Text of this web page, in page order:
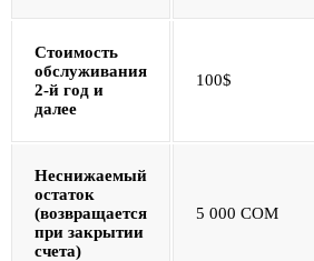
Стоимость
обслуживания
2-й год и
далее
100$
Неснижаемый
остаток
(возвращается
при закрытии
счета)
5 000 COM